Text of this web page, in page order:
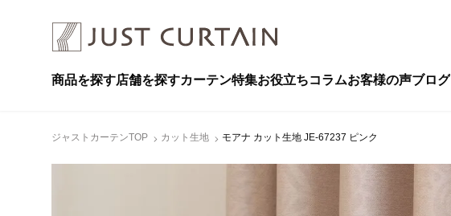
商品を探す店舗を探すカーテン特集お役立ちコラムお客様の声ブログ
ジャストカーテンTOP カット生地 モアナ カット生地 JE-67237 ピンク